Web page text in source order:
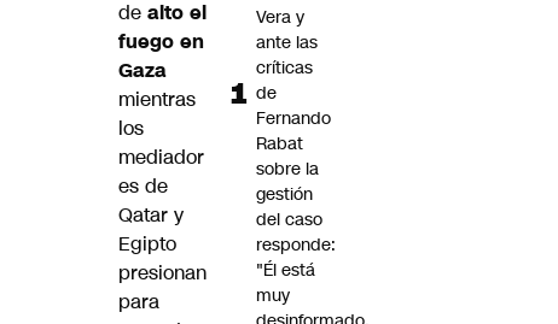
de alto el
fuego en
Gaza
mientras
los
mediador
es de
Qatar y
Egipto
presionan
para
Vera y
ante las
críticas
de
Fernando
Rabat
sobre la
gestión
del caso
responde:
"Él está
muy